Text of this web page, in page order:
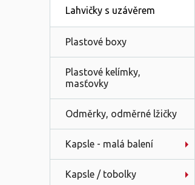
Lahvičky s uzávěrem
Plastové boxy
Plastové kelímky,
masťovky
Odměrky, odměrné lžičky
Kapsle - malá balení
Kapsle / tobolky